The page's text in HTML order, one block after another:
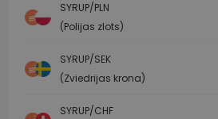
SYRUP/PLN
(Polijas zlots)
SYRUP/SEK
(Zviedrijas krona)
SYRUP/CHF